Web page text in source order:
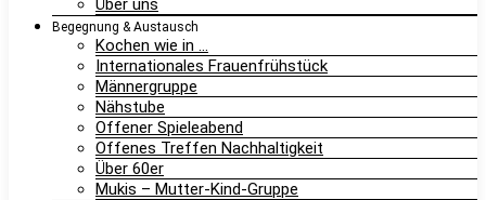
Über uns
Begegnung & Austausch
Kochen wie in …
Internationales Frauenfrühstück
Männergruppe
Nähstube
Offener Spieleabend
Offenes Treffen Nachhaltigkeit
Über 60er
Mukis – Mutter-Kind-Gruppe